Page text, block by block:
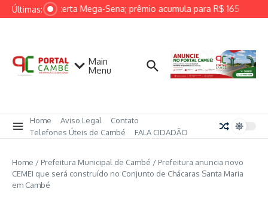
Ir para o conteúdo
Últimas:
Ninguém acerta Mega-Sena; prêmio acumula para R$ 165
Main
Menu
Home Aviso Legal
Contato
Telefones Úteis de Cambé
FALA CIDADÃO
Home / Prefeitura Municipal de Cambé / Prefeitura anuncia novo
CEMEI que será construído no Conjunto de Chácaras Santa Maria
em Cambé